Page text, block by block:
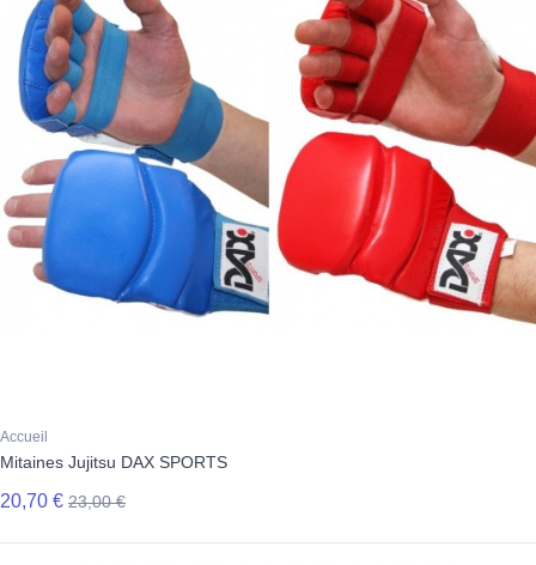
Accueil
Mitaines Jujitsu DAX SPORTS
20,70 € 23,00 €